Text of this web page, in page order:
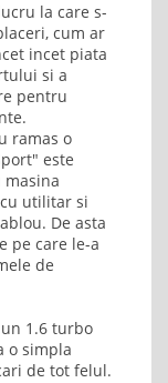
la care s-
cum ar
incet piata
si a
pentru
ramas o
este
utilitar si
De asta
pe care le-a
de
1.6 turbo
o simpla
de tot felul.